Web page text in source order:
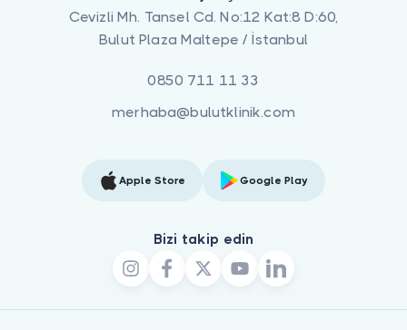
Cevizli Mh. Tansel Cd. No:12 Kat:8 D:60,
Bulut Plaza Maltepe / İstanbul
0850 711 11 33
merhaba@bulutklinik.com
Apple Store Google Play
Bizi takip edin